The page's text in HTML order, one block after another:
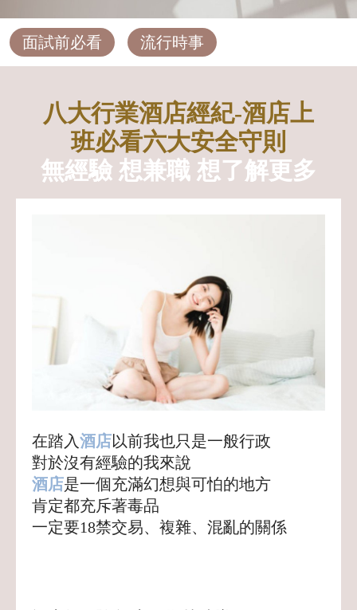
面試前必看 流行時事
八大行業酒店經紀-酒店上
班必看六大安全守則
無經驗 想兼職 想了解更多
在踏入酒店以前我也只是一般行政
對於沒有經驗的我來說
酒店是一個充滿幻想與可怕的地方
肯定都充斥著毒品
一定要18禁交易、複雜、混亂的關係